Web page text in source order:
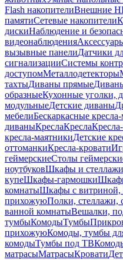
Flash накопителиВнешние
памятиСетевые накопители
дискиНаблюдение и
видеонаблюдения
вызывные панелиДатчики
сигнализацииСистемы
доступомМеталлодетекторы
тахтыДиваны прямые
образныеКухонные уголки,
модульныеДетские диваны
мебелиБескаркасные
диваныКреслаКресла
кресла-маятникиДетские
оттоманкиКресла-кровати
геймерскиеСтолы
ноутбуковШкафы и стеллажи
купеШкафы-гармошки
комнатыШкафы с витриной,
прихожуюПолки, стеллажи,
ванной комнатыВешалки,
тумбыКомодыТумбы
прихожуюКомоды, тумбы
комодыТумбы под ТВ
матрасыМатрасыКровати